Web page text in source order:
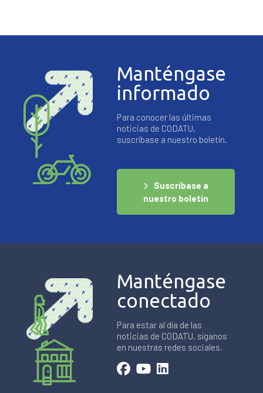
Manténgase
informado
Para conocer las últimas
noticias de CODATU,
suscríbase a nuestro boletín.
Suscríbase a
nuestro boletín
Manténgase
conectado
Para estar al día de las
noticias de CODATU, síganos
en nuestras redes sociales.